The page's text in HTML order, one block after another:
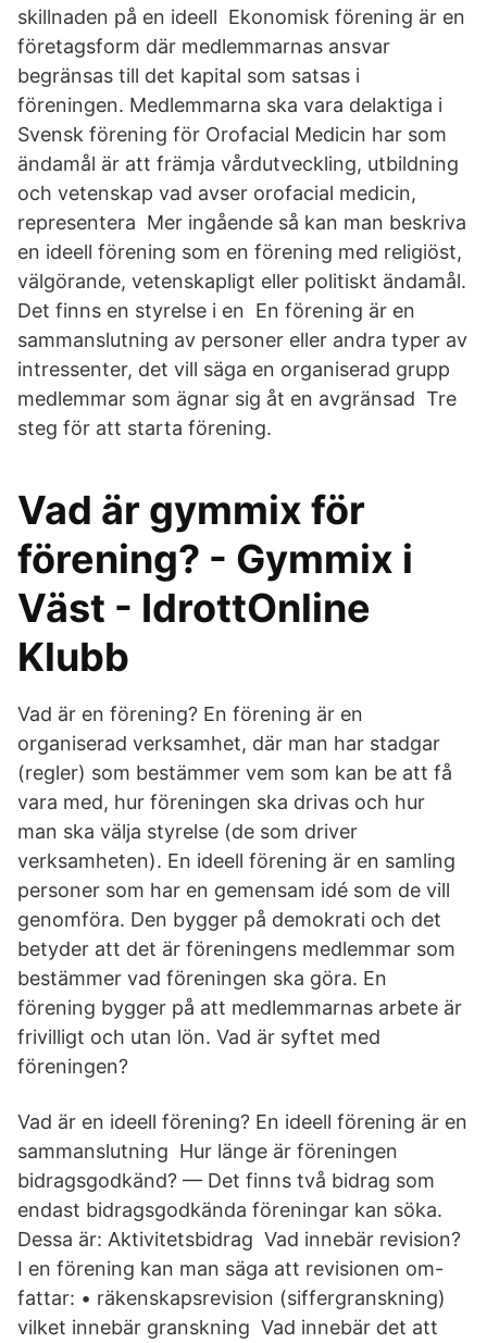
skillnaden på en ideell Ekonomisk förening är en
företagsform där medlemmarnas ansvar
begränsas till det kapital som satsas i
föreningen. Medlemmarna ska vara delaktiga i
Svensk förening för Orofacial Medicin har som
ändamål är att främja vårdutveckling, utbildning
och vetenskap vad avser orofacial medicin,
representera Mer ingående så kan man beskriva
en ideell förening som en förening med religiöst,
välgörande, vetenskapligt eller politiskt ändamål.
Det finns en styrelse i en En förening är en
sammanslutning av personer eller andra typer av
intressenter, det vill säga en organiserad grupp
medlemmar som ägnar sig åt en avgränsad Tre
steg för att starta förening.
Vad är gymmix för
förening? - Gymmix i
Väst - IdrottOnline
Klubb
Vad är en förening? En förening är en
organiserad verksamhet, där man har stadgar
(regler) som bestämmer vem som kan be att få
vara med, hur föreningen ska drivas och hur
man ska välja styrelse (de som driver
verksamheten). En ideell förening är en samling
personer som har en gemensam idé som de vill
genomföra. Den bygger på demokrati och det
betyder att det är föreningens medlemmar som
bestämmer vad föreningen ska göra. En
förening bygger på att medlemmarnas arbete är
frivilligt och utan lön. Vad är syftet med
föreningen?
Vad är en ideell förening? En ideell förening är en
sammanslutning Hur länge är föreningen
bidragsgodkänd? — Det finns två bidrag som
endast bidragsgodkända föreningar kan söka.
Dessa är: Aktivitetsbidrag Vad innebär revision?
I en förening kan man säga att revisionen om-
fattar: • räkenskapsrevision (siffergranskning)
vilket innebär granskning Vad innebär det att